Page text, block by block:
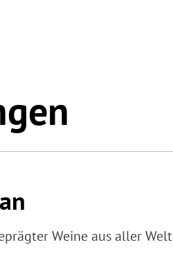
Weine aus aller Welt